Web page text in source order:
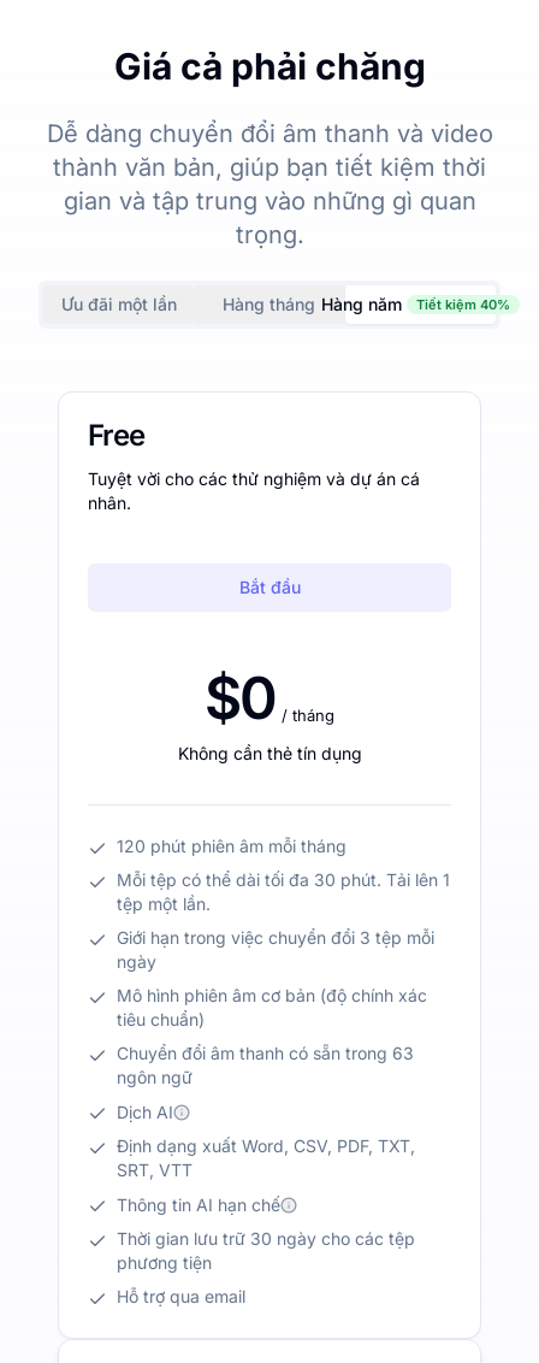
Giá cả phải chăng
Dễ dàng chuyển đổi âm thanh và video
thành văn bản, giúp bạn tiết kiệm thời
gian và tập trung vào những gì quan
trọng.
Ưu đãi một lần Hàng tháng Hàng năm Tiết kiệm 40%
Free
Tuyệt vời cho các thử nghiệm và dự án cá
nhân.
Bắt đầu
$0 / tháng
Không cần thẻ tín dụng
120 phút phiên âm mỗi tháng
Mỗi tệp có thể dài tối đa 30 phút. Tải lên 1
tệp một lần.
Giới hạn trong việc chuyển đổi 3 tệp mỗi
ngày
Mô hình phiên âm cơ bản (độ chính xác
tiêu chuẩn)
Chuyển đổi âm thanh có sẵn trong 63
ngôn ngữ
Dịch AI
Định dạng xuất Word, CSV, PDF, TXT,
SRT, VTT
Thông tin AI hạn chế
Thời gian lưu trữ 30 ngày cho các tệp
phương tiện
Hỗ trợ qua email